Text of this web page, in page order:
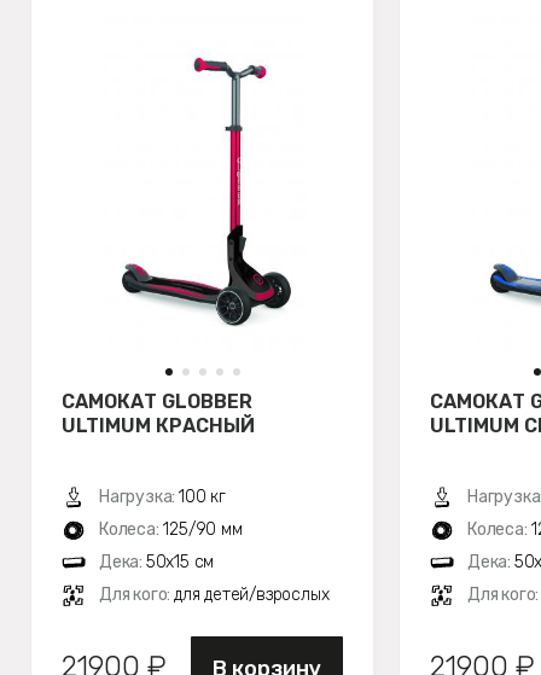
САМОКАТ GLOBBER
ULTIMUM КРАСНЫЙ
Нагрузка: 100 кг
Колеса: 125/90 мм
Дека: 50х15 см
Для кого: для детей/взрослых
21900 ₽ В корзину
САМОКАТ
ULTIMUM
Колеса:
Дека:
Для кого:
21900 ₽